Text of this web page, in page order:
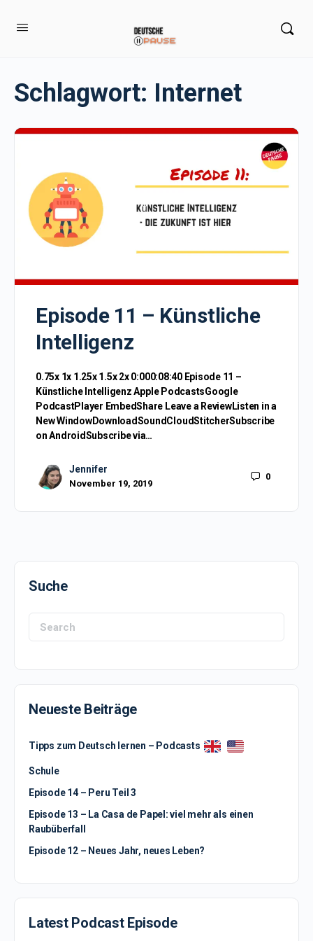
Schlagwort: Internet
Episode 11 – Künstliche
Intelligenz
0.75x 1x 1.25x 1.5x 2x 0:000:08:40 Episode 11 –
Künstliche Intelligenz Apple PodcastsGoogle
PodcastPlayer EmbedShare Leave a ReviewListen in a
New WindowDownloadSoundCloudStitcherSubscribe
on AndroidSubscribe via…
Jennifer
November 19, 2019
0
Suche
Search
for:
Neueste Beiträge
Tipps zum Deutsch lernen – Podcasts
Schule
Episode 14 – Peru Teil 3
Episode 13 – La Casa de Papel: viel mehr als einen
Raubüberfall
Episode 12 – Neues Jahr, neues Leben?
Latest Podcast Episode